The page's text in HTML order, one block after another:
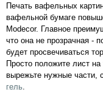
Печать вафельных
вафельной бумаге
Modecor. Главное
что она не прозрачная -
будет просвечиваться
Просто положите лист
вырежьте нужные части,
гель